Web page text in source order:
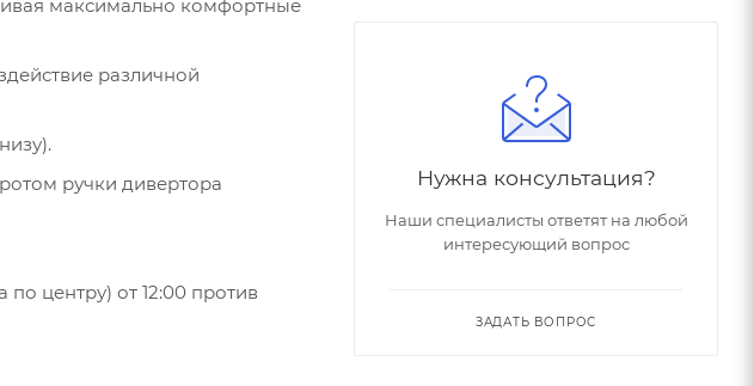
максимально комфортные
различной
ручки дивертора
центру) от 12:00 против
Нужна консультация?
Наши специалисты ответят на любой
интересующий вопрос
ЗАДАТЬ ВОПРОС